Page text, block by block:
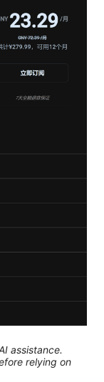
assistance.
relying on